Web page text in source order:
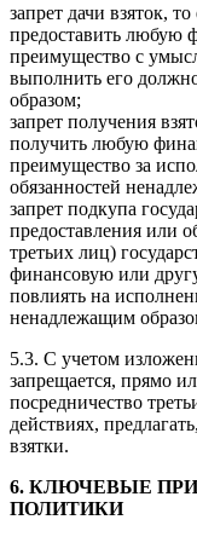
запрет дачи взяток,
предоставить любую
преимущество с
выполнить его
образом;
запрет получения
получить любую
преимущество за
обязанностей
запрет подкупа
предоставления или
третьих лиц)
финансовую или
повлиять на
ненадлежащим
5.3. С учетом
запрещается, прямо
посредничество
действиях,
взятки.
6. КЛЮЧЕВЫЕ
ПОЛИТИКИ